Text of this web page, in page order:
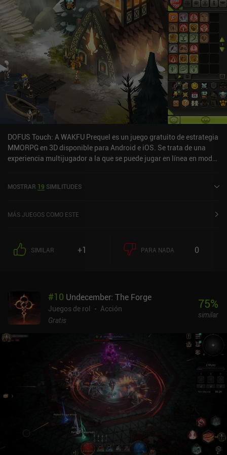
DOFUS Touch: A WAKFU Prequel es un juego gratuito de estrategia
MMORPG en 3D disponible para Android e iOS. Se trata de una
experiencia multijugador a la que se puede jugar en línea en modo
en septiembre de 2016 y tiene actualmente una puntuación de 3,8
MOSTRAR 19 SIMILITUDES
MÁS JUEGOS COMO ESTE
SIMILAR +1 PARA NADA 0
#10 Undecember: The Forge
Juegos de rol
Acción
Gratis
75%
similar